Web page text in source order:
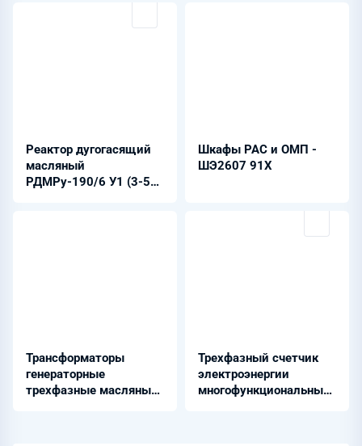
Реактор дугогасящий
масляный
РДМРу-190/6 У1 (3-50
Шкафы РАС и ОМП -
ШЭ2607 91Х
Трансформаторы
генераторные
трехфазные масляные
Трехфазный счетчик
электроэнергии
многофункциональный